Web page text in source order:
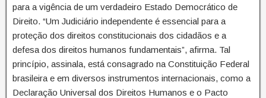
para a vigência de um verdadeiro Estado Democrático de
Direito. “Um Judiciário independente é essencial para a
proteção dos direitos constitucionais dos cidadãos e a
defesa dos direitos humanos fundamentais”, afirma. Tal
princípio, assinala, está consagrado na Constituição Federal
brasileira e em diversos instrumentos internacionais, como a
Declaração Universal dos Direitos Humanos e o Pacto